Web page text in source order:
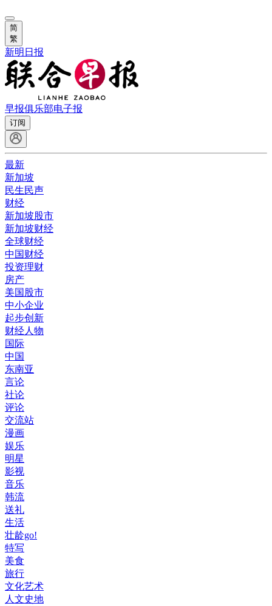
简
繁
新明日报
早报俱乐部电子报
订阅
最新
新加坡
民生民声
财经
新加坡股市
新加坡财经
全球财经
中国财经
投资理财
房产
美国股市
中小企业
起步创新
财经人物
国际
中国
东南亚
言论
社论
评论
交流站
漫画
娱乐
明星
影视
音乐
韩流
送礼
生活
壮龄go!
特写
美食
旅行
文化艺术
人文史地